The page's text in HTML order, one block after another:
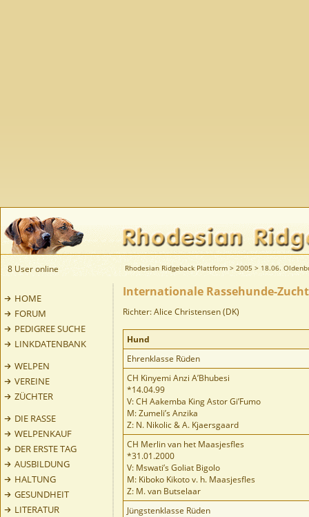
8 User online Rhodesian Ridgeback Plattform > 2005 > 18.06.
HOME
FORUM
PEDIGREE SUCHE
LINKDATENBANK
WELPEN
VEREINE
ZÜCHTER
DIE RASSE
WELPENKAUF
DER ERSTE TAG
AUSBILDUNG
HALTUNG
GESUNDHEIT
LITERATUR
Internationale Rassehunde-
Richter: Alice Christensen (DK)
Hund
Ehrenklasse Rüden
CH Kinyemi Anzi A’Bhubesi
*14.04.99
V: CH Aakemba King Astor Gi’Fumo
M: Zumeli’s Anzika
Z: N. Nikolic & A. Kjaersgaard
CH Merlin van het Maasjesfles
*31.01.2000
V: Mswati’s Goliat Bigolo
M: Kiboko Kikoto v. h. Maasjesfles
Z: M. van Butselaar
Jüngstenklasse Rüden